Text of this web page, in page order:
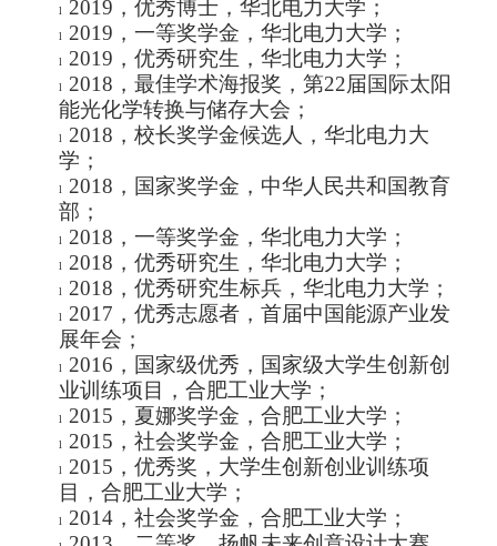
l 2019 ， 优秀博士 ，华北电力大学；
l 2019 ， 一等奖学金 ，华北电力大学；
l 2019 ， 优秀研究生 ，华北电力大学；
l 2018 ， 最佳学术海报奖 ，第22届国际太阳
能光化学转换与储存大会；
l 2018 ， 校长奖学金候选人 ，华北电力大
学；
l 2018 ， 国家奖学金 ，中华人民共和国教育
部；
l 2018 ， 一等奖学金 ，华北电力大学；
l 2018 ， 优秀研究生 ，华北电力大学；
l 2018 ， 优秀研究生标兵 ，华北电力大学；
l 2017 ， 优秀志愿者 ，首届中国能源产业发
展年会；
l 2016 ， 国家级优秀 ，国家级大学生创新创
业训练项目，合肥工业大学；
l 2015 ， 夏娜奖学金 ，合肥工业大学；
l 2015 ， 社会奖学金 ，合肥工业大学；
l 2015 ， 优秀奖 ，大学生创新创业训练项
目，合肥工业大学；
l 2014 ， 社会奖学金 ，合肥工业大学；